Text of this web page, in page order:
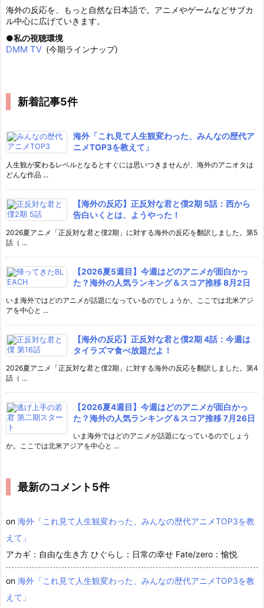
海外の反応を、もっと自然な日本語で。アニメやゲームなどサブカ
ル中心に広げていきます。
私の視聴環境
DMM TV (今期ラインナップ)
新着記事5件
海外「これ見て人生観変わった、みんなの歴代ア
ニメTOP3を教えて」
人生観が変わるレベルとなるとすぐには思いつきませんが、海外のアニオタは
どんな作品 ...
【海外の反応】正反対な君と僕2期 5話：西から
告白いくとは、ようやった！
2026夏アニメ「正反対な君と僕2期」に対する海外の反応を翻訳しました。第5
話（ ...
【2026夏5週目】今週はどのアニメが面白かっ
た？海外の人気ランキング＆スコア推移 8月2日
いま海外ではどのアニメが話題になっているのでしょうか。ここでは北米アジ
アを中心と ...
【海外の反応】正反対な君と僕2期 4話：今週は
タイラズマ食べ放題だよ！
2026夏アニメ「正反対な君と僕2期」に対する海外の反応を翻訳しました。第4
話（ ...
【2026夏4週目】今週はどのアニメが面白かっ
た？海外の人気ランキング＆スコア推移 7月26日
いま海外ではどのアニメが話題になっているのでしょう
か。ここでは北米アジアを中心と ...
最新のコメント5件
on 海外「これ見て人生観変わった、みんなの歴代アニメTOP3を教
えて」
アカギ：自由な生き方 ひぐらし：日常の幸せ Fate/zero：愉悦
on 海外「これ見て人生観変わった、みんなの歴代アニメTOP3を教
えて」